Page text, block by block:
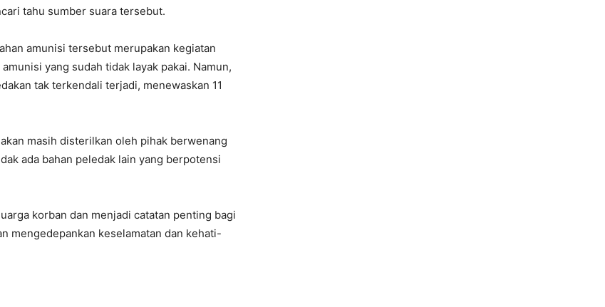
tahu sumber suara tersebut.
amunisi tersebut merupakan kegiatan
yang sudah tidak layak pakai. Namun,
tak terkendali terjadi, menewaskan 11
masih disterilkan oleh pihak berwenang
ada bahan peledak lain yang berpotensi
korban dan menjadi catatan penting bagi
mengedepankan keselamatan dan kehati-